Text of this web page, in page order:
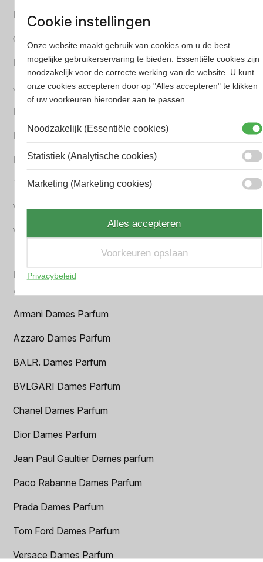
Dior Heren parfum
Geurpakket
Hugo Boss Heren parfum
Jean Paul Gaultier Heren parfum
Paco Rabanne Heren parfum
Parfum Gift Set
Prada Heren parfum
Tom Ford Heren parfum
Versace Heren parfum
Viktor & Rolf Heren parfum
Populaire damesgeuren
Amouage Dames Parfum
Armani Dames Parfum
Azzaro Dames Parfum
BALR. Dames Parfum
BVLGARI Dames Parfum
Chanel Dames Parfum
Dior Dames Parfum
Jean Paul Gaultier Dames parfum
Paco Rabanne Dames Parfum
Prada Dames Parfum
Tom Ford Dames Parfum
Versace Dames Parfum
Cookie instellingen
Onze website maakt gebruik van cookies om u de best
mogelijke gebruikerservaring te bieden. Essentiële cookies zijn
noodzakelijk voor de correcte werking van de website. U kunt
onze cookies accepteren door op "Alles accepteren" te klikken
of uw voorkeuren hieronder aan te passen.
Noodzakelijk (Essentiële cookies)
Statistiek (Analytische cookies)
Marketing (Marketing cookies)
Alles accepteren
Voorkeuren opslaan
Privacybeleid